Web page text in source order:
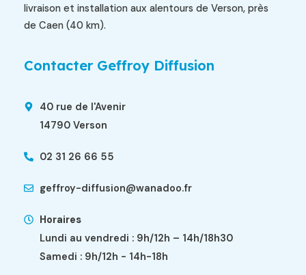
livraison et installation aux alentours de Verson, près
de Caen (40 km).
Contacter Geffroy Diffusion
40 rue de l'Avenir
14790 Verson
02 31 26 66 55
geffroy-diffusion@wanadoo.fr
Horaires
Lundi au vendredi : 9h/12h – 14h/18h30
Samedi : 9h/12h - 14h-18h